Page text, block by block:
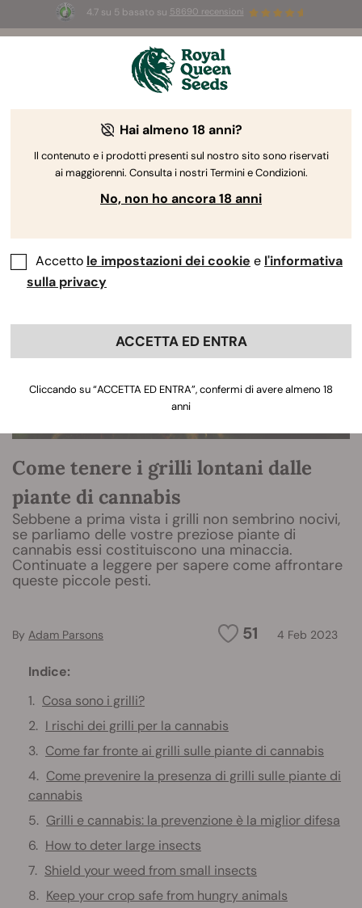
4.7 su 5 basato su 58690 recensioni
Summer Sales:Fino al 50% di sconto
su prodotti selezionati! ⏤
The RQS Blog
Come tenere i grilli lontani dalle
piante di cannabis
Sebbene a prima vista i grilli non sembrino nocivi,
se parliamo delle vostre preziose piante di
cannabis essi costituiscono una minaccia.
Continuate a leggere per sapere come affrontare
queste piccole pesti.
51 4 Feb 2023
By Adam Parsons
Indice:
Cosa sono i grilli?
I rischi dei grilli per la cannabis
Come far fronte ai grilli sulle piante di cannabis
Come prevenire la presenza di grilli sulle piante di
cannabis
Grilli e cannabis: la prevenzione è la miglior difesa
How to deter large insects
Shield your weed from small insects
Keep your crop safe from hungry animals
Hai almeno 18 anni?
Il contenuto e i prodotti presenti sul nostro sito sono riservati
ai maggiorenni. Consulta i nostri Termini e Condizioni.
No, non ho ancora 18 anni
Accetto le impostazioni dei cookie e l'informativa
sulla privacy
ACCETTA ED ENTRA
Cliccando su “ACCETTA ED ENTRA”, confermi di avere almeno 18
anni